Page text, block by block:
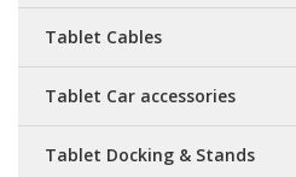
Tablet Cables
Tablet Car accessories
Tablet Docking & Stands